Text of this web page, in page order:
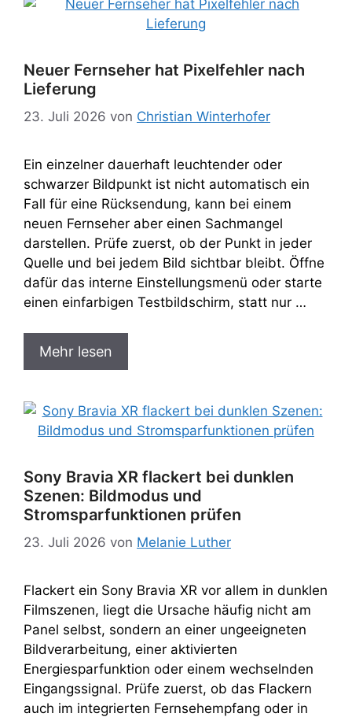
Neuer Fernseher hat Pixelfehler nach
Lieferung
23. Juli 2026 von Christian Winterhofer
Ein einzelner dauerhaft leuchtender oder
schwarzer Bildpunkt ist nicht automatisch ein
Fall für eine Rücksendung, kann bei einem
neuen Fernseher aber einen Sachmangel
darstellen. Prüfe zuerst, ob der Punkt in jeder
Quelle und bei jedem Bild sichtbar bleibt. Öffne
dafür das interne Einstellungsmenü oder starte
einen einfarbigen Testbildschirm, statt nur …
Mehr lesen
Sony Bravia XR flackert bei dunklen
Szenen: Bildmodus und
Stromsparfunktionen prüfen
23. Juli 2026 von Melanie Luther
Flackert ein Sony Bravia XR vor allem in dunklen
Filmszenen, liegt die Ursache häufig nicht am
Panel selbst, sondern an einer ungeeigneten
Bildverarbeitung, einer aktivierten
Energiesparfunktion oder einem wechselnden
Eingangssignal. Prüfe zuerst, ob das Flackern
auch im integrierten Fernsehempfang oder in